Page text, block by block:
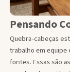
Pensando
Quebra-cabeças
trabalho em equipe
fontes. Essas são